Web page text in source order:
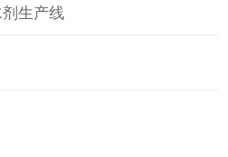
生产线